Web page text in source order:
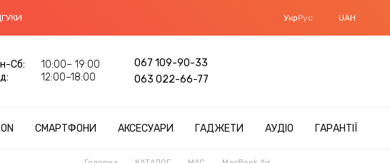
УкрРус UAH
Cб:
10:00– 19:00
12:00–18:00
067 109-90-33
063 022-66-77
СМАРТФОНИ АКСЕСУАРИ ГАДЖЕТИ АУДІО ГАРАНТІЇ